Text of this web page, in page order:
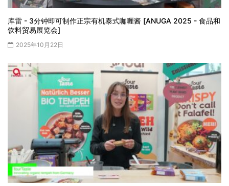
库雷 - 3分钟即可制作正宗有机泰式咖喱酱 [ANUGA 2025 - 食品和
饮料贸易展览会]
2025年10月22日